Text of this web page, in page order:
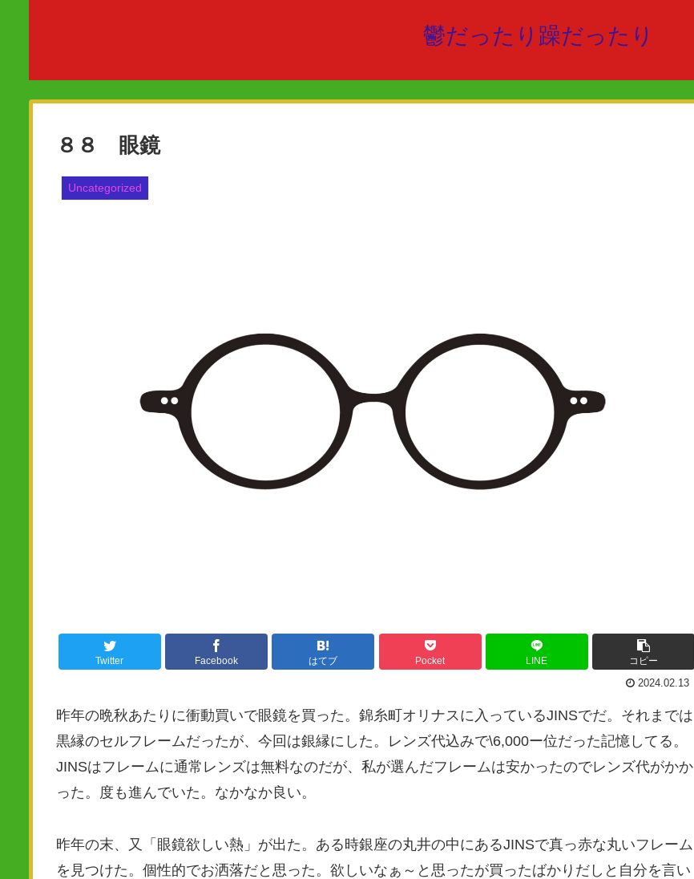
鬱だったり躁だったり
８８ 眼鏡
Uncategorized
Twitter Facebook はてブ Pocket LINE コピー
2024.02.13
昨年の晩秋あたりに衝動買いで眼鏡を買った。錦糸町オリナスに入っているJINSでだ。それまでは
黒縁のセルフレームだったが、今回は銀縁にした。レンズ代込みで\6,000ー位だった記憶してる。
JINSはフレームに通常レンズは無料なのだが、私が選んだフレームは安かったのでレンズ代がかか
った。度も進んでいた。なかなか良い。
昨年の末、又「眼鏡欲しい熱」が出た。ある時銀座の丸井の中にあるJINSで真っ赤な丸いフレーム
を見つけた。個性的でお洒落だと思った。欲しいなぁ～と思ったが買ったばかりだしと自分を言い